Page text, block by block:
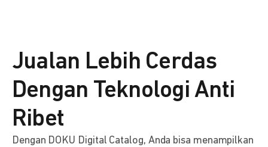
Jualan Lebih Cerdas
Dengan Teknologi Anti
Ribet
Dengan DOKU Digital Catalog, Anda bisa menampilkan